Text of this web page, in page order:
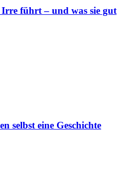
führt – und was sie gut
selbst eine Geschichte